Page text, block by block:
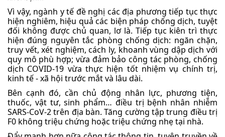
Vì vậy, ngành y tế đề nghị các địa phương tiếp tục thực
hiện nghiêm, hiệu quả các biện pháp chống dịch, tuyệt
đối không được chủ quan, lơ là. Tiếp tục kiên trì thực
hiện đúng nguyên tắc phòng chống dịch: ngăn chặn,
truy vết, xét nghiệm, cách ly, khoanh vùng dập dịch với
quy mô phù hợp; vừa đảm bảo công tác phòng, chống
dịch COVID-19 vừa thực hiện tốt nhiệm vụ chính trị,
kinh tế - xã hội trước mắt và lâu dài.
Bên cạnh đó, cần chủ động nhân lực, phương tiện,
thuốc, vật tư, sinh phẩm… điều trị bệnh nhân nhiễm
SARS-CoV-2 trên địa bàn. Tăng cường tập trung điều trị
F0 không triệu chứng hoặc triệu chứng nhẹ tại nhà.